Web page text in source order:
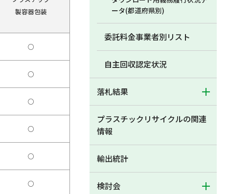
製容器包装
○
○
○
○
○
○
ータ(都道府県別)
委託料金事業者別リスト
自主回収認定状況
落札結果
プラスチックリサイクルの関連
情報
輸出統計
検討会